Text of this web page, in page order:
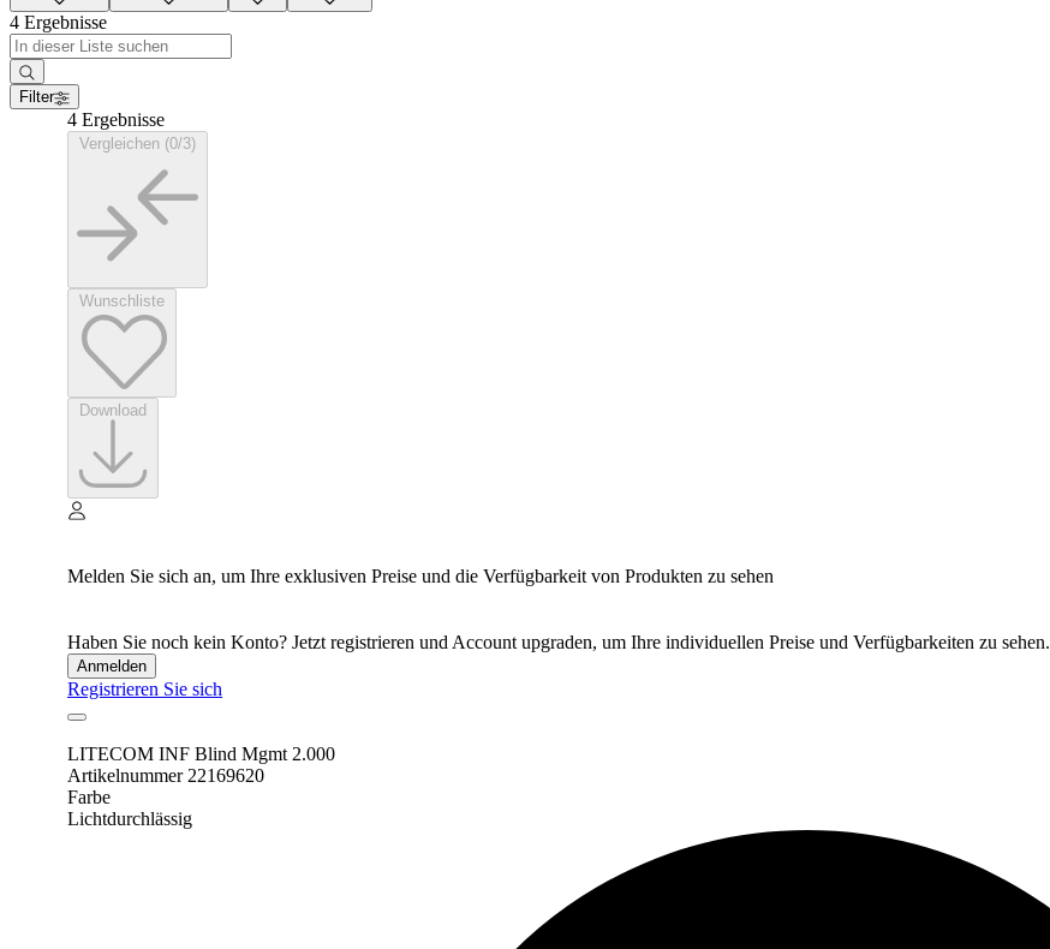
4 Ergebnisse
Filter
4 Ergebnisse
Melden Sie sich an, um Ihre exklusiven Preise und die Verfügbarkeit von Produkten zu sehen
Haben Sie noch kein Konto? Jetzt registrieren und Account upgraden, um Ihre individuellen Preise und Verfügbarkeiten zu sehen.
Anmelden
Registrieren Sie sich
LITECOM INF Blind Mgmt 2.000
Artikelnummer 22169620
Farbe
Lichtdurchlässig